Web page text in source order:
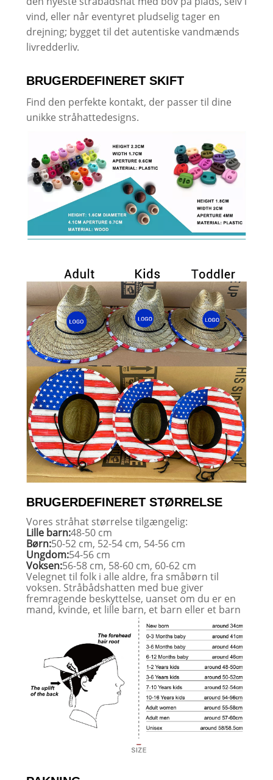
vind, eller når eventyret pludselig tager en
drejning; bygget til det autentiske vandmænds
livredderliv.
BRUGERDEFINERET SKIFT
Find den perfekte kontakt, der passer til dine
unikke stråhattedesigns.
BRUGERDEFINERET STØRRELSE
Vores stråhat størrelse tilgængelig:
Lille barn:48-50 cm
Børn:50-52 cm, 52-54 cm, 54-56 cm
Ungdom:54-56 cm
Voksen:56-58 cm, 58-60 cm, 60-62 cm
Velegnet til folk i alle aldre, fra småbørn til
voksen. Stråbådshatten med bue giver
fremragende beskyttelse, uanset om du er en
mand, kvinde, et lille barn, et barn eller et barn